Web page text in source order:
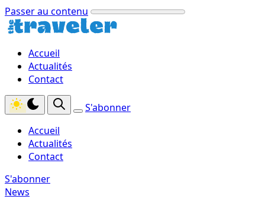
Passer au contenu
Accueil
Actualités
Contact
S'abonner
Accueil
Actualités
Contact
S'abonner
News